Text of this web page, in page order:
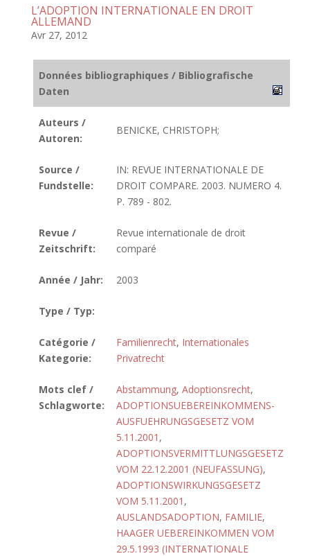
L’ADOPTION INTERNATIONALE EN DROIT
ALLEMAND
Avr 27, 2012
Données bibliographiques / Bibliografische
Daten
Auteurs /
Autoren:
BENICKE, CHRISTOPH;
Source /
Fundstelle:
IN: REVUE INTERNATIONALE DE
DROIT COMPARE. 2003. NUMERO 4.
P. 789 - 802.
Revue /
Zeitschrift:
Revue internationale de droit
comparé
Année / Jahr: 2003
Type / Typ:
Catégorie /
Kategorie:
Familienrecht, Internationales
Privatrecht
Mots clef /
Schlagworte:
Abstammung, Adoptionsrecht,
ADOPTIONSUEBEREINKOMMENS-
AUSFUEHRUNGSGESETZ VOM
5.11.2001 ,
ADOPTIONSVERMITTLUNGSGESETZ
VOM 22.12.2001 (NEUFASSUNG),
ADOPTIONSWIRKUNGSGESETZ
VOM 5.11.2001 ,
AUSLANDSADOPTION, FAMILIE,
HAAGER UEBEREINKOMMEN VOM
29.5.1993 (INTERNATIONALE